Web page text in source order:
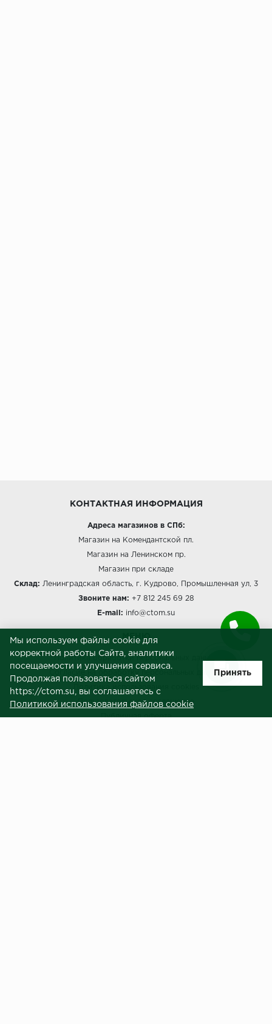
КОНТАКТНАЯ ИНФОРМАЦИЯ
Адреса магазинов в СПб:
Магазин на Комендантской пл.
Магазин на Ленинском пр.
Магазин при складе
Склад: Ленинградская область, г. Кудрово, Промышленная ул, 3
Звоните нам: +7 812 245 69 28
E-mail: info@ctom.su
МЕНЮ
Политика обработки персональных данных
Согласие на обработку персональных данных
Пользовательское соглашение
Публичная оферта
Мы используем файлы cookie для
корректной работы Сайта, аналитики
посещаемости и улучшения сервиса.
Продолжая пользоваться сайтом
https://ctom.su, вы соглашаетесь с
Политикой использования файлов cookie
Принять